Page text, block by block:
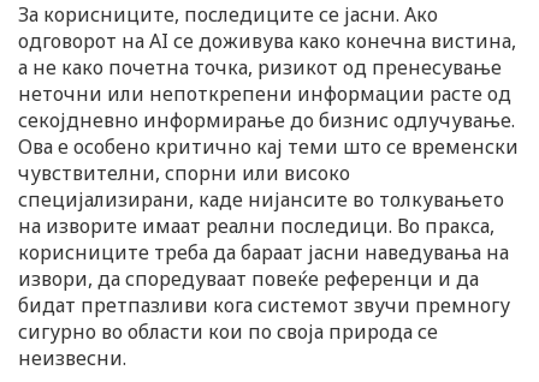
За корисниците, последиците се јасни. Ако
одговорот на AI се доживува како конечна вистина,
а не како почетна точка, ризикот од пренесување
неточни или непоткрепени информации расте од
секојдневно информирање до бизнис одлучување.
Ова е особено критично кај теми што се временски
чувствителни, спорни или високо
специјализирани, каде нијансите во толкувањето
на изворите имаат реални последици. Во пракса,
корисниците треба да бараат јасни наведувања на
извори, да споредуваат повеќе референци и да
бидат претпазливи кога системот звучи премногу
сигурно во области кои по своја природа се
неизвесни.